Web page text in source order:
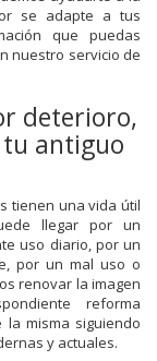
se adapte a tus
que puedas
nuestro servicio de
deterioro,
antiguo
tienen una vida útil
llegar por un
uso diario, por un
por un mal uso o
renovar la imagen
reforma
misma siguiendo
y actuales.